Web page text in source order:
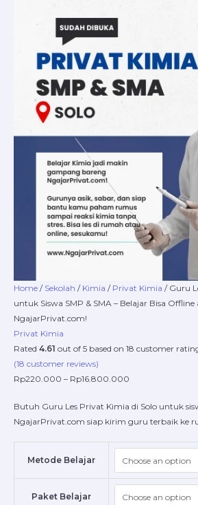
Home / Sekolah / Kimia / Privat Kimia / Guru
untuk Siswa SMP & SMA – Belajar Bisa
NgajarPrivat.com!
Privat Kimia
Rated 4.61 out of 5 based on 18 customer
(18 customer reviews)
Rp220.000 – Rp16.800.000
through
Rp16.800.000
Butuh Guru Les Privat Kimia di Solo untuk
NgajarPrivat.com siap kirim guru terbaik ke
Metode Belajar
Paket Belajar
untuk
NgajarPrivat.com!
quantity